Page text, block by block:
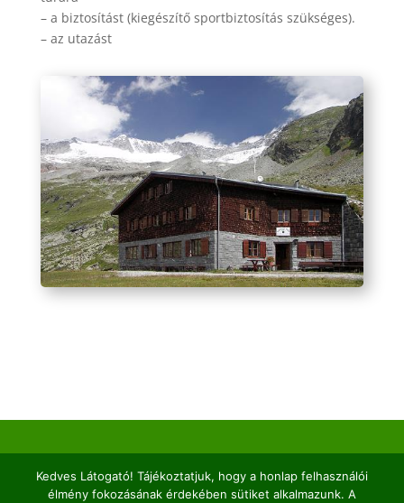
– a biztosítást (kiegészítő sportbiztosítás szükséges).
– az utazást
2026© Kaptárkő Egyesület | Email:info@kaptarko.hu
|Adatkezelés|Impresszum |Web:VERTICAL
Kedves Látogató! Tájékoztatjuk, hogy a honlap felhasználói
élmény fokozásának érdekében sütiket alkalmazunk. A